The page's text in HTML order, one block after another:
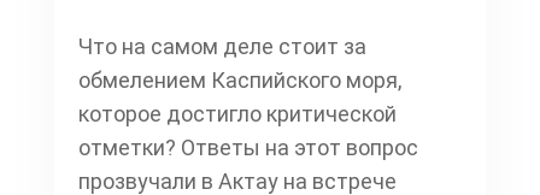
Что на самом деле стоит за
обмелением Каспийского моря,
которое достигло критической
отметки? Ответы на этот вопрос
прозвучали в Актау на встрече